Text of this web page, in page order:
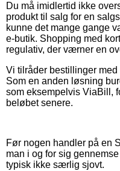
Du må imidlertid ikke
produkt til salg for en
kunne det mange gange
e-butik. Shopping med
regulativ, der værner en
Vi tilråder bestillinger
Som en anden løsning
som eksempelvis ViaBill,
beløbet senere.
Før nogen handler på en
man i og for sig
typisk ikke særlig sjovt.